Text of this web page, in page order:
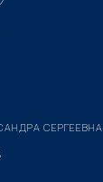
СЕРГЕЕВНА